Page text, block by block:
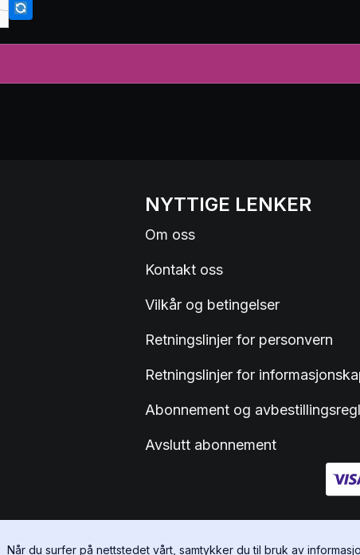
NYTTIGE LENKER
Om oss
Kontakt oss
Vilkår og betingelser
Retningslinjer for personvern
Retningslinjer for
Abonnement og
Avslutt abonnement
Når du surfer på nettstedet vårt, samtykker du til bruk av